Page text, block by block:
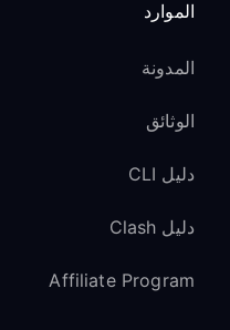
الموارد
المدونة
الوثائق
دليل CLI
دليل Clash
Affiliate Program